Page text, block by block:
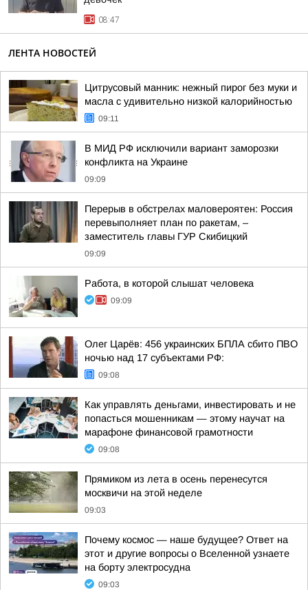
08:47
ЛЕНТА НОВОСТЕЙ
Цитрусовый манник: нежный пирог без муки и
масла с удивительно низкой калорийностью
09:11
В МИД РФ исключили вариант заморозки
конфликта на Украине
09:09
Перерыв в обстрелах маловероятен: Россия
перевыполняет план по ракетам, –
заместитель главы ГУР Скибицкий
09:09
Работа, в которой слышат человека
09:09
Олег Царёв: 456 украинских БПЛА сбито ПВО
ночью над 17 субъектами РФ:
09:08
Как управлять деньгами, инвестировать и не
попасться мошенникам — этому научат на
марафоне финансовой грамотности
09:08
Прямиком из лета в осень перенесутся
москвичи на этой неделе
09:03
Почему космос — наше будущее? Ответ на
этот и другие вопросы о Вселенной узнаете
на борту электросудна
09:03